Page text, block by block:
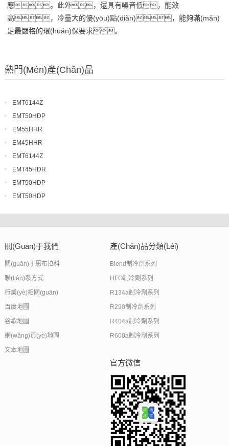
應。此外，還具有噪音低，能效
高，冷量大的優(yōu)點(diǎn)，能夠滿(mǎn)
足最嚴格的環(huán)保要求。
熱門(mén)產(chǎn)品
EMT6144Z
EMT50HDP
EM55HHR
EM45HHR
EMT6144Z
EMT45HDR
EMT50HDP
EMT50HDP
關(guān)于我們
關(guān)于恩布拉科
聯(lián)系方式
行業(yè)相關(guān)
百度地圖
谷歌地圖
網(wǎng)頁(yè)地圖
文本地圖
產(chǎn)品分類(lèi)
Blend制冷劑系列
HFO制冷劑系列
R134a制冷劑系列
R290制冷劑系列
R404a制冷劑系列
R600a制冷劑系列
官方微信